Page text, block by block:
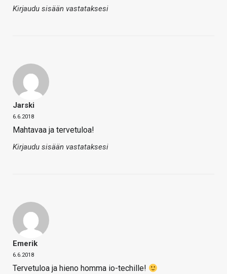
Kirjaudu sisään vastataksesi
Jarski
6.6.2018
Mahtavaa ja tervetuloa!
Kirjaudu sisään vastataksesi
Emerik
6.6.2018
Tervetuloa ja hieno homma io-techille!